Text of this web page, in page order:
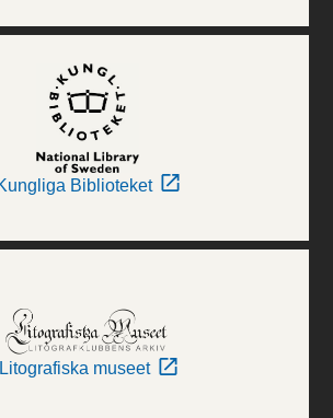
Biblioteket
Litografiska museet